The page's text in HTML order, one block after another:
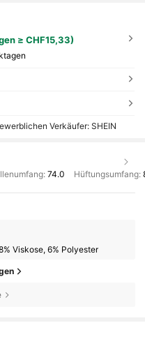
≥ CHF15,33)
Verkäufer: SHEIN
74.0 Hüftungsumfang:
Viskose, 6% Polyester